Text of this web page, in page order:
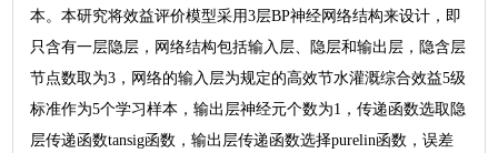
本。本研究将效益评价模型采用3层BP神经网络结构来设计，即
只含有一层隐层，网络结构包括输入层、隐层和输出层，隐含层
节点数取为3，网络的输入层为规定的高效节水灌溉综合效益5级
标准作为5个学习样本，输出层神经元个数为1，传递函数选取隐
层传递函数tansig函数，输出层传递函数选择purelin函数，误差